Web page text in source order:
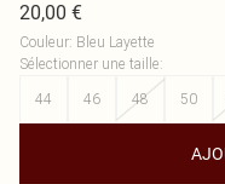
20,00 €
Couleur: Bleu Layette
Sélectionner une taille:
44
46 48 50